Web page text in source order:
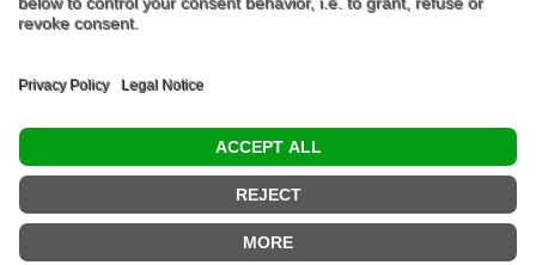
Buchungsanfrage
"In den Wäldern sind Dinge, über die nachzudenken man jahrelang
im Moos liegen könnte." (Franz Kafka)
Datenschutzeinstellungen